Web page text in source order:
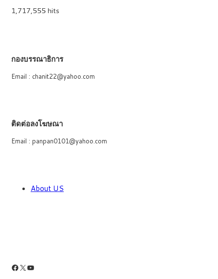
1,717,555 hits
กองบรรณาธิการ
Email : chanit22@yahoo.com
ติดต่อลงโฆษณา
Email : panpan0101@yahoo.com
About US
Facebook
X YouTube